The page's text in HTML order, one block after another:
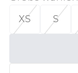
XS
S